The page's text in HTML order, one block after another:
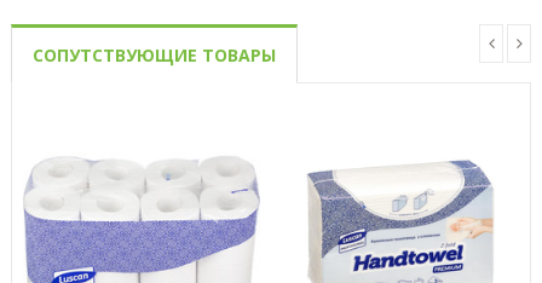
СОПУТСТВУЮЩИЕ ТОВАРЫ